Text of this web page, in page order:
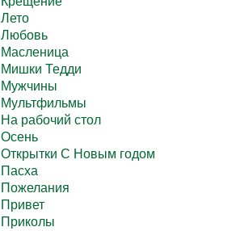
Лето
Любовь
Масленица
Мишки Тедди
Мужчины
Мультфильмы
На рабочий стол
Осень
Открытки С Новым годом
Пасха
Пожелания
Привет
Приколы